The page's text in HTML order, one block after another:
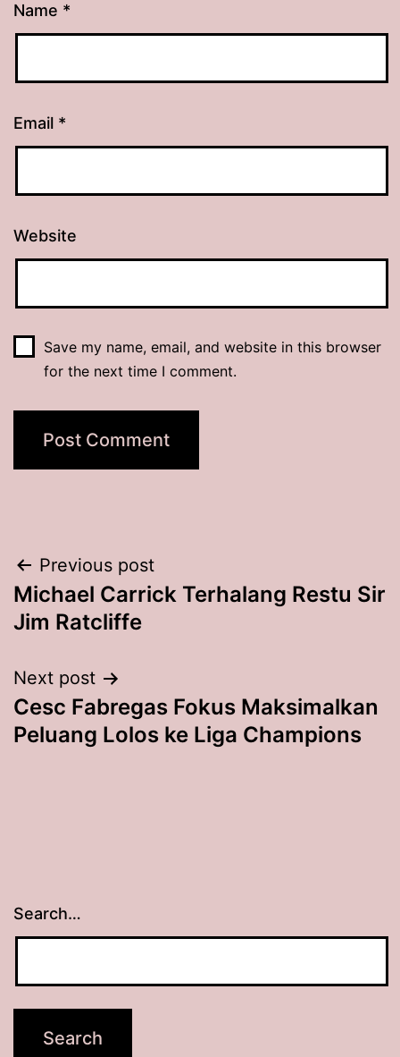
Name *
Email *
Website
Save my name, email, and website in this browser
for the next time I comment.
Post
navigation
Previous post
Michael Carrick Terhalang Restu Sir
Jim Ratcliffe
Next post
Cesc Fabregas Fokus Maksimalkan
Peluang Lolos ke Liga Champions
Search…